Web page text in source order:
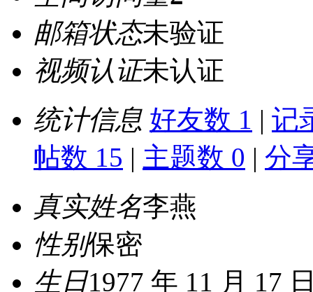
邮箱状态未验证
视频认证未认证
统计信息 好友数 1 | 记
帖数 15 | 主题数 0 | 分
真实姓名李燕
性别保密
生日1977 年 11 月 17